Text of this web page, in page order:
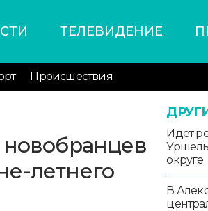
ТЕЛЕВИДЕНИЕ
Происшествия
новобранцев
летнего
Идет
округе
В